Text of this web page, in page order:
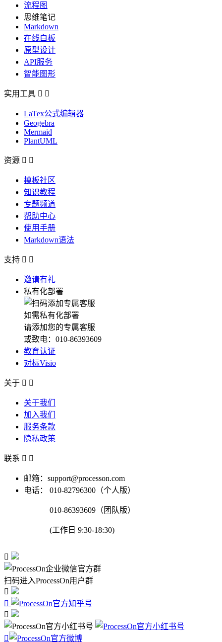
流程图
思维笔记
Markdown
在线白板
原型设计
API服务
智能图形
实用工具  
LaTex公式编辑器
Geogebra
Mermaid
PlantUML
资源  
模板社区
知识教程
专题频道
帮助中心
使用手册
Markdown语法
支持  
邀请有礼
私有化部署
如需私有化部署
请添加您的专属客服
或致电：010-86393609
教育认证
对标Visio
关于  
关于我们
加入我们
服务条款
隐私政策
联系  
邮箱：support@processon.com
电话：
010-82796300（个人版）
010-86393609（团队版）
(工作日 9:30-18:30)

扫码进入ProcessOn用户群



